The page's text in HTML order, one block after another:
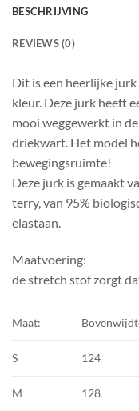
BESCHRIJVING
REVIEWS (0)
Dit is een heerlijke
kleur. Deze jurk heeft
mooi weggewerkt in
driekwart. Het model
bewegingsruimte!
Deze jurk is gemaakt
terry, van 95%
elastaan.
Maatvoering:
de stretch stof zorgt
Maat:
S 124
M 128